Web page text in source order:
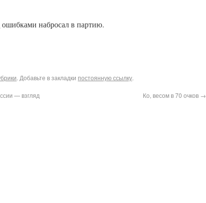
набросал в партию.
. Добавьте в закладки постоянную ссылку.
— взгляд
Ко, весом в 70 очков →